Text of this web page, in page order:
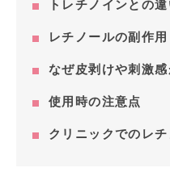
トレチノインとの
レチノールの副作用
なぜ皮剥けや刺激
使用時の注意点
クリニックでのレ